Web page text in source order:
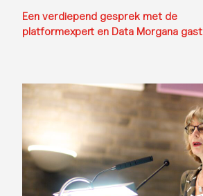
Een verdiepend gesprek met de
platformexpert en Data Morgana gast